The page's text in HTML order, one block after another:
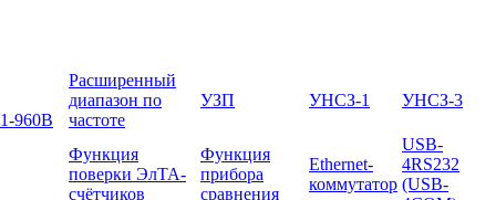
960В
Расширенный
диапазон по
частоте
УЗП УНСЗ-1 УНСЗ-3
Функция
поверки ЭлТА-
счётчиков
Функция
прибора
сравнения
Ethernet-
коммутатор
USB-
4RS232
(USB-